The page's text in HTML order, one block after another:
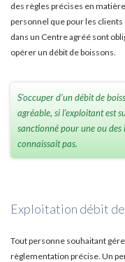
des règles précises en
personnel que pour les
dans un Centre agréé sont
opérer un débit de boissons.
S'occuper d'un débit de
agréable, si l'exploitant est
sanctionné pour une ou
connaissait pas.
Exploitation débit
Tout personne souhaitant
règlementation précise. Un